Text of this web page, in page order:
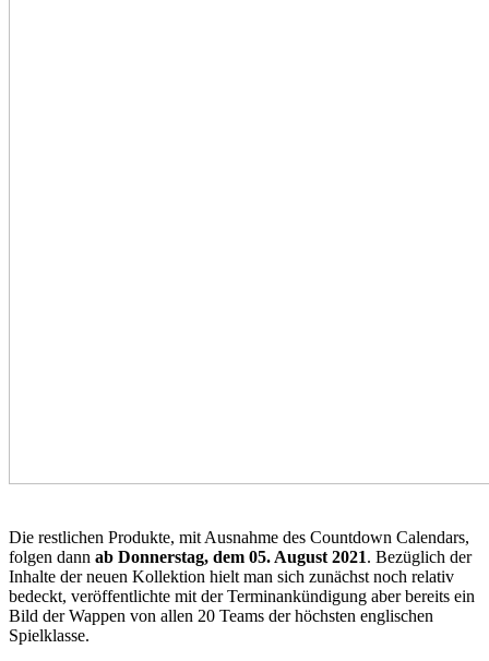
Die restlichen Produkte, mit Ausnahme des Countdown Calendars,
folgen dann ab Donnerstag, dem 05. August 2021. Bezüglich der
Inhalte der neuen Kollektion hielt man sich zunächst noch relativ
bedeckt, veröffentlichte mit der Terminankündigung aber bereits ein
Bild der Wappen von allen 20 Teams der höchsten englischen
Spielklasse.